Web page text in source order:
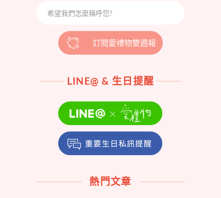
訂閱愛禮物雙週報
LINE@ & 生日提醒
熱門文章